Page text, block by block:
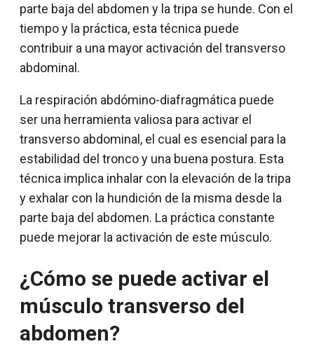
parte baja del abdomen y la tripa se hunde. Con el
tiempo y la práctica, esta técnica puede
contribuir a una mayor activación del transverso
abdominal.
La respiración abdómino-diafragmática puede
ser una herramienta valiosa para activar el
transverso abdominal, el cual es esencial para la
estabilidad del tronco y una buena postura. Esta
técnica implica inhalar con la elevación de la tripa
y exhalar con la hundición de la misma desde la
parte baja del abdomen. La práctica constante
puede mejorar la activación de este músculo.
¿Cómo se puede activar el
músculo transverso del
abdomen?